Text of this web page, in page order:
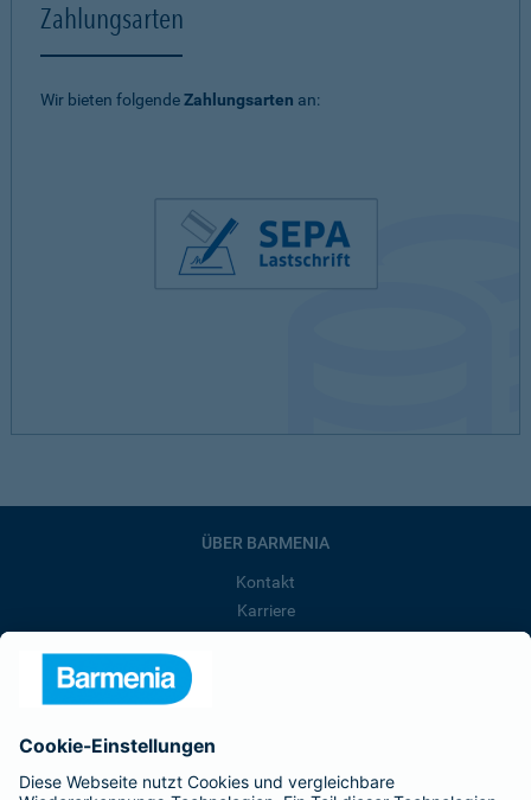
Zahlungsarten
Wir bieten folgendeZahlungsarten an:
ÜBER BARMENIA
Kontakt
Karriere
Barmenia ist Teil der BarmeniaGothaer